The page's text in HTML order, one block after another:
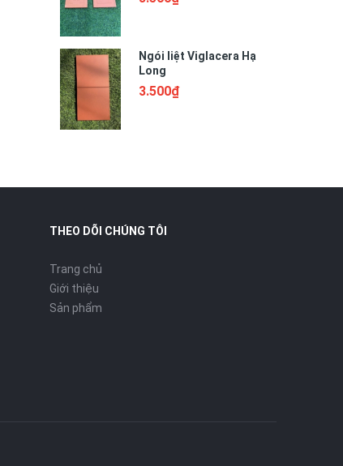
Ngói liệt Viglacera Hạ
Long
3.500₫
THEO DÕI CHÚNG TÔI
Trang chủ
Giới thiệu
Sản phẩm